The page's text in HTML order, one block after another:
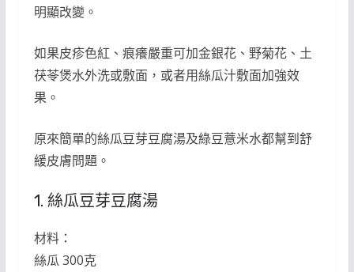
明顯改變。
如果皮疹色紅、痕癢嚴重可加金銀花、野菊花、土
茯苓煲水外洗或敷面，或者用絲瓜汁敷面加強效
果。
原來簡單的絲瓜豆芽豆腐湯及綠豆薏米水都幫到舒
緩皮膚問題。
1. 絲瓜豆芽豆腐湯
材料：
絲瓜 300克